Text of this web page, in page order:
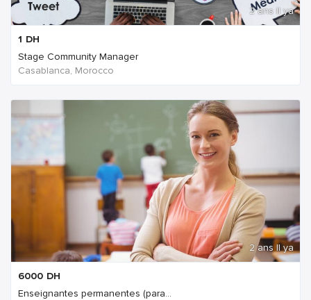
2 ans Il ya
1 DH
Stage Community Manager
Casablanca, Morocco
2 ans Il ya
6000 DH
Enseignantes permanentes (para...